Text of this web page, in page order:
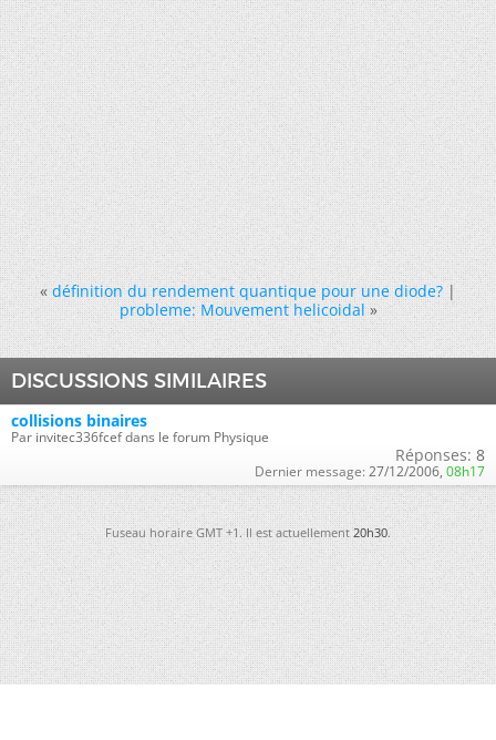
« définition du rendement quantique pour une diode?|
probleme: Mouvement helicoidal »
DISCUSSIONS SIMILAIRES
collisions binaires
Par invitec336fcef dans le forum Physique
Réponses: 8
Dernier message: 27/12/2006, 08h17
Fuseau horaire GMT +1. Il est actuellement20h30.